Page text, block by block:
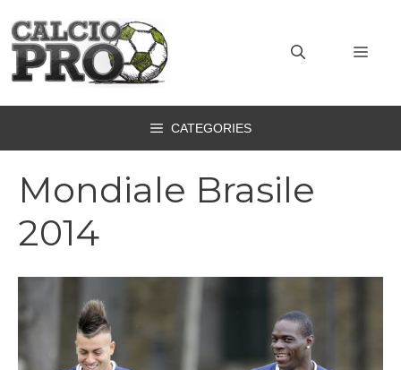
contenuto
CATEGORIES
Mondiale Brasile
2014